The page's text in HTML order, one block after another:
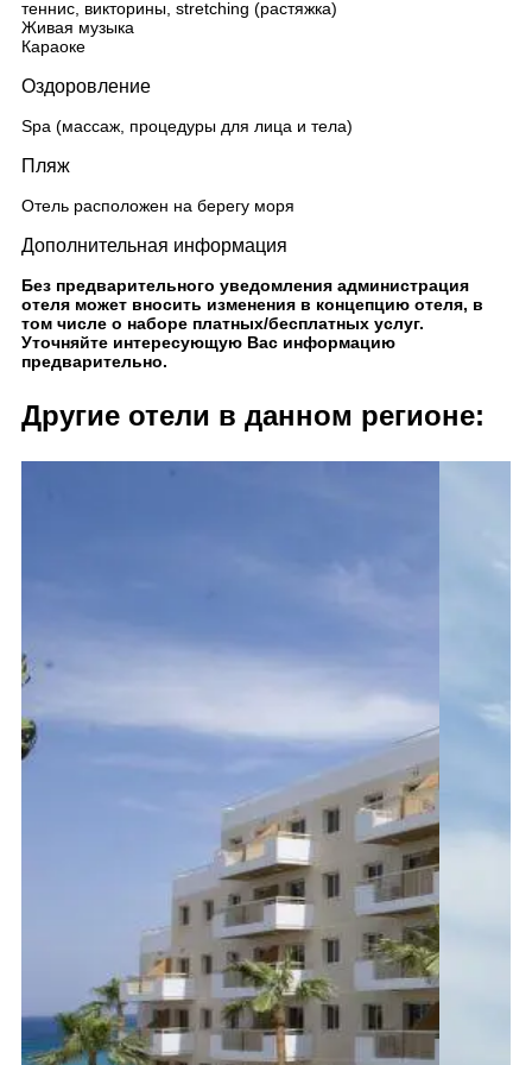
теннис, викторины, stretching (растяжка)
Живая музыка
Караоке
Оздоровление
Spa (массаж, процедуры для лица и тела)
Пляж
Отель расположен на берегу моря
Дополнительная информация
Без предварительного уведомления администрация
отеля может вносить изменения в концепцию отеля, в
том числе о наборе платных/бесплатных услуг.
Уточняйте интересующую Вас информацию
предварительно.
Другие отели в данном регионе: